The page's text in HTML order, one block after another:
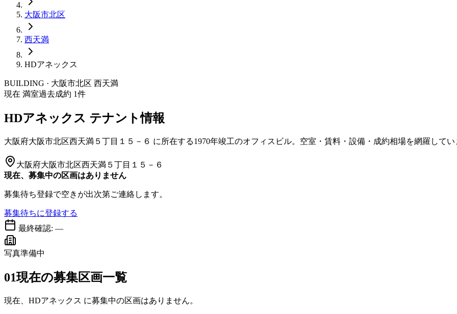
大阪市北区
西天満
HDアネックス
BUILDING · 大阪市北区 西天満
現在 満室過去成約 1件
HDアネックス テナント情報
大阪府大阪市北区西天満５丁目１５－６ に所在する1970年竣工のオフィスビル。空室・賃料・設備・成約相場を網羅してい
大阪府大阪市北区西天満５丁目１５－６
現在、募集中の区画はありません
募集待ち登録で空きが出次第ご連絡します。
募集待ちに登録する
最終確認: —
写真準備中
01現在の募集区画一覧
現在、 HDアネックス に募集中の区画はありません。